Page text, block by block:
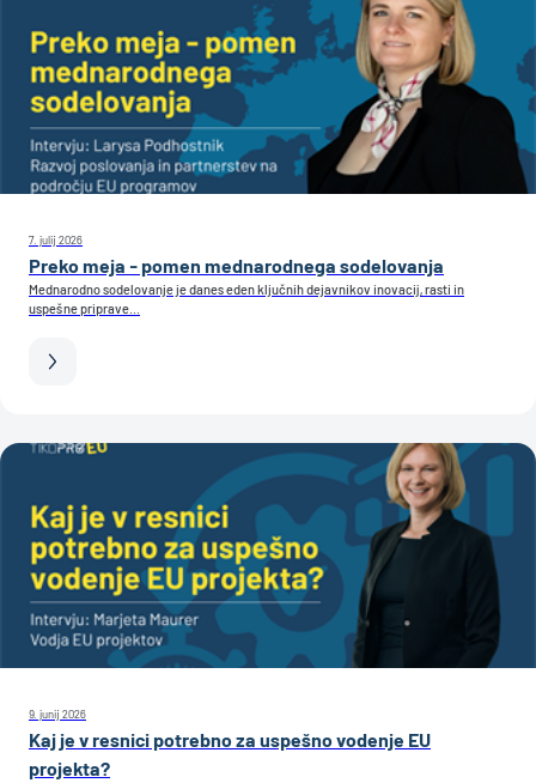
7. julij 2026
Preko meja - pomen mednarodnega sodelovanja
Mednarodno sodelovanje je danes eden ključnih dejavnikov inovacij, rasti in
uspešne priprave...
9. junij 2026
Kaj je v resnici potrebno za uspešno vodenje EU
projekta?